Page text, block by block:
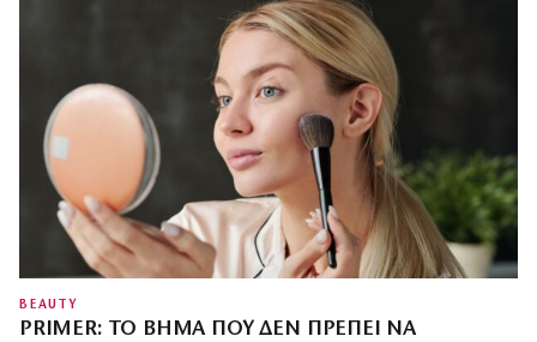
BEAUTY
PRIMER: ΤΟ ΒΉΜΑ ΠΟΥ ΔΕΝ ΠΡΈΠΕΙ ΝΑ